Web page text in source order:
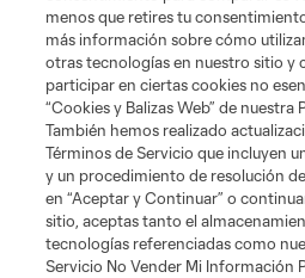
Terms of Service
Privacy Policy
Do Not Sell or Share My Personal
©2026 MLS. The Major League Soccer
registered trademarks of Major League
and logos of MLS teams are registered
MLS or are used with the permission of
is forbidden.
menos que retires tu
más información sobre cómo
otras tecnologías en nuestro sitio y
participar en ciertas cookies no
“Cookies y Balizas Web” de nuestra
También hemos realizado
Términos de Servicio que incluyen
y un procedimiento de resolución
en “Aceptar y Continuar” o
sitio, aceptas tanto el
tecnologías referenciadas como
Servicio No Vender Mi Información